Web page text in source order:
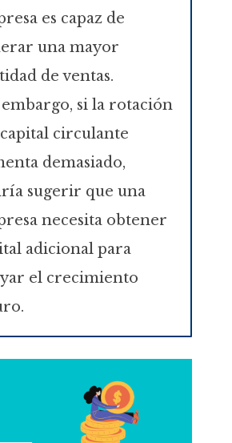
es capaz de
una mayor
de ventas.
si la rotación
circulante
demasiado,
sugerir que una
necesita obtener
adicional para
el crecimiento